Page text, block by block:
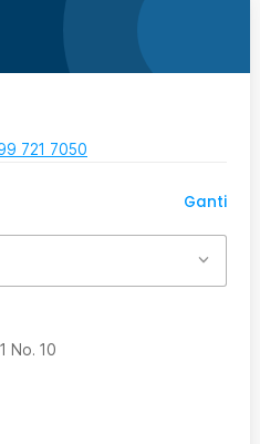
721 7050
Ganti
No. 10